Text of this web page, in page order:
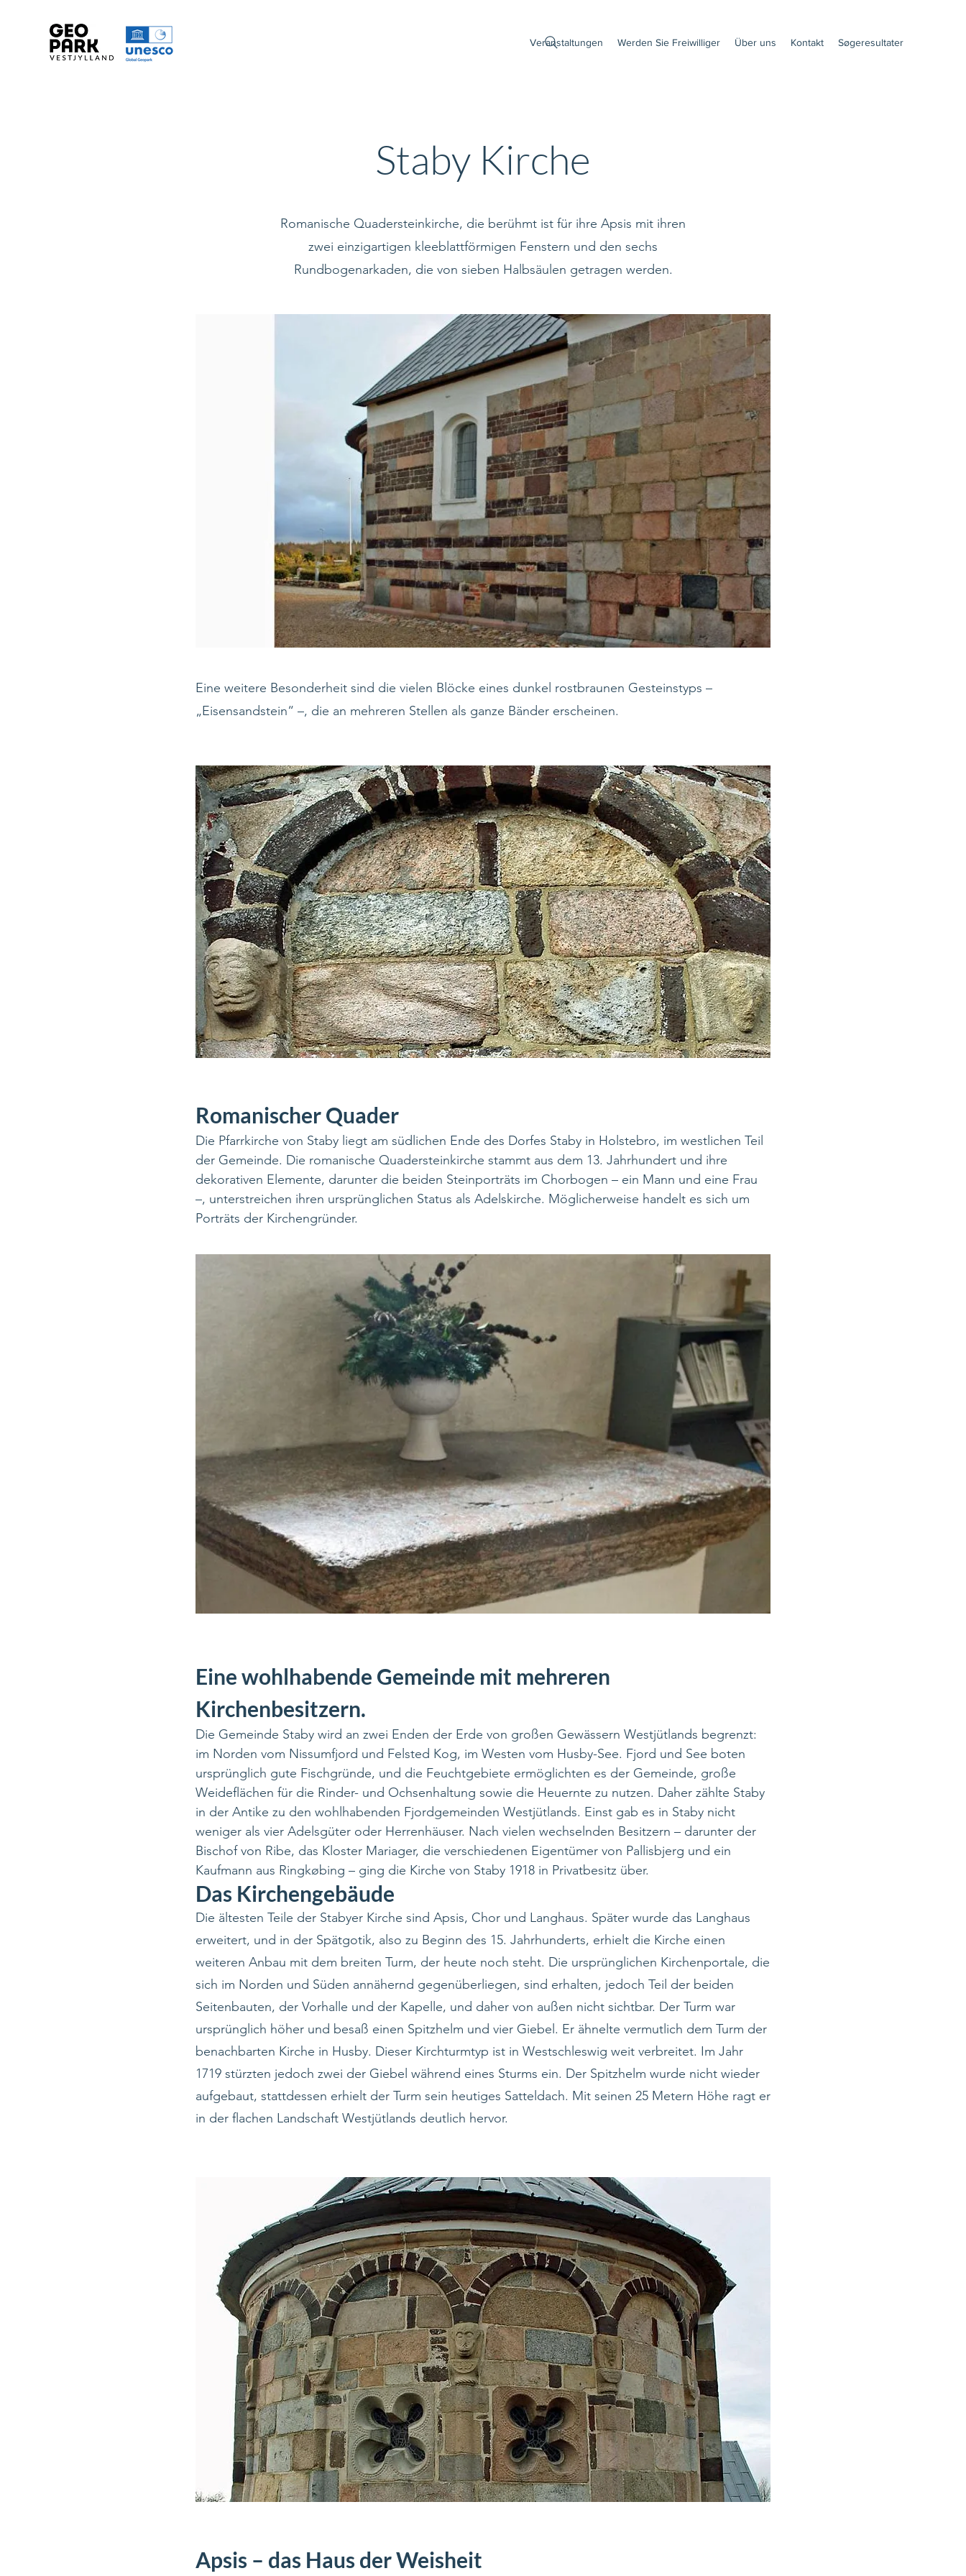
Veranstaltungen Werden Sie Freiwilliger Über uns Kontakt Søgeresultater
Staby Kirche
Romanische Quadersteinkirche, die berühmt ist für ihre Apsis mit ihren
zwei einzigartigen kleeblattförmigen Fenstern und den sechs
Rundbogenarkaden, die von sieben Halbsäulen getragen werden.
Eine weitere Besonderheit sind die vielen Blöcke eines dunkel rostbraunen Gesteinstyps –
„Eisensandstein“ –, die an mehreren Stellen als ganze Bänder erscheinen.
Romanischer Quader
Die Pfarrkirche von Staby liegt am südlichen Ende des Dorfes Staby in Holstebro, im westlichen Teil
der Gemeinde. Die romanische Quadersteinkirche stammt aus dem 13. Jahrhundert und ihre
dekorativen Elemente, darunter die beiden Steinporträts im Chorbogen – ein Mann und eine Frau
–, unterstreichen ihren ursprünglichen Status als Adelskirche. Möglicherweise handelt es sich um
Porträts der Kirchengründer.
Eine wohlhabende Gemeinde mit mehreren
Kirchenbesitzern.
Die Gemeinde Staby wird an zwei Enden der Erde von großen Gewässern Westjütlands begrenzt:
im Norden vom Nissumfjord und Felsted Kog, im Westen vom Husby-See. Fjord und See boten
ursprünglich gute Fischgründe, und die Feuchtgebiete ermöglichten es der Gemeinde, große
Weideflächen für die Rinder- und Ochsenhaltung sowie die Heuernte zu nutzen. Daher zählte Staby
in der Antike zu den wohlhabenden Fjordgemeinden Westjütlands. Einst gab es in Staby nicht
weniger als vier Adelsgüter oder Herrenhäuser. Nach vielen wechselnden Besitzern – darunter der
Bischof von Ribe, das Kloster Mariager, die verschiedenen Eigentümer von Pallisbjerg und ein
Kaufmann aus Ringkøbing – ging die Kirche von Staby 1918 in Privatbesitz über.
Das Kirchengebäude
Die ältesten Teile der Stabyer Kirche sind Apsis, Chor und Langhaus. Später wurde das Langhaus
erweitert, und in der Spätgotik, also zu Beginn des 15. Jahrhunderts, erhielt die Kirche einen
weiteren Anbau mit dem breiten Turm, der heute noch steht. Die ursprünglichen Kirchenportale, die
sich im Norden und Süden annähernd gegenüberliegen, sind erhalten, jedoch Teil der beiden
Seitenbauten, der Vorhalle und der Kapelle, und daher von außen nicht sichtbar. Der Turm war
ursprünglich höher und besaß einen Spitzhelm und vier Giebel. Er ähnelte vermutlich dem Turm der
benachbarten Kirche in Husby. Dieser Kirchturmtyp ist in Westschleswig weit verbreitet. Im Jahr
1719 stürzten jedoch zwei der Giebel während eines Sturms ein. Der Spitzhelm wurde nicht wieder
aufgebaut, stattdessen erhielt der Turm sein heutiges Satteldach. Mit seinen 25 Metern Höhe ragt er
in der flachen Landschaft Westjütlands deutlich hervor.
Apsis – das Haus der Weisheit